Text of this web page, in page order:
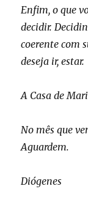
Enfim, o que
decidir.
coerente com
deseja ir, estar.
A Casa de
No mês que
Aguardem.
Diógenes